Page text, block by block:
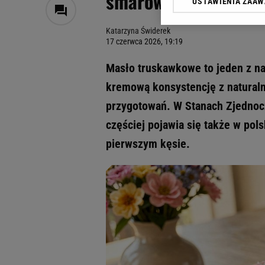
Katarzyna Świderek
17 czerwca 2026, 19:19
Masło truskawkowe to jeden z
kremową konsystencję z
przygotowań. W Stanach
częściej pojawia się także w
pierwszym kęsie.
Klikając „Akceptuję”
odnośnik „Ustawienia
My, nasi Zaufani
Użycie dokładnych
Przechowywanie
badnie odbiorców i